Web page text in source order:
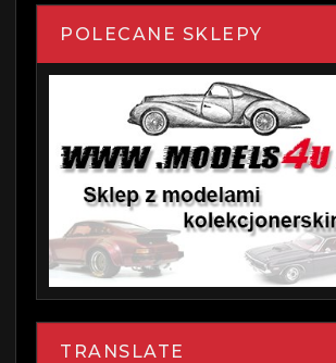
POLECANE SKLEPY
TRANSLATE